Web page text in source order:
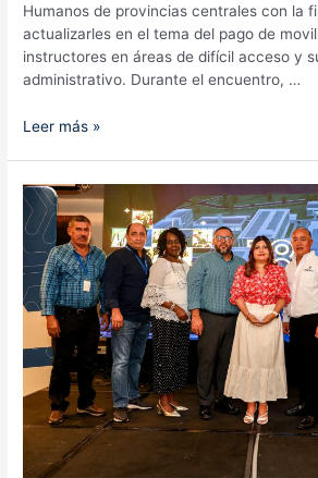
Humanos de provincias centrales con la
actualizarles en el tema del pago de
instructores en áreas de difícil acceso y
administrativo. Durante el encuentro, …
Capacitación
de
RRHH
de
provincias
centrales
sobre
pago
de
movilización
de
instructores
difícil
Leer más »